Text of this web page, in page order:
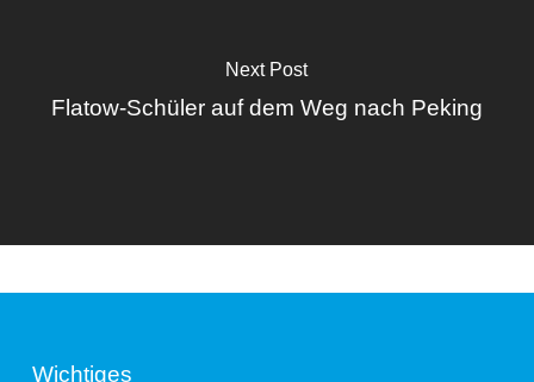
Next Post
Flatow-Schüler auf dem Weg nach Peking
Wichtiges